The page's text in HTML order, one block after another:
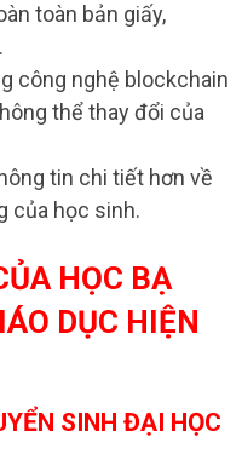
toàn bản giấy,
công nghệ blockchain
thể thay đổi của
tin chi tiết hơn về
của học sinh.
HỌC BẠ
DỤC HIỆN
SINH ĐẠI HỌC